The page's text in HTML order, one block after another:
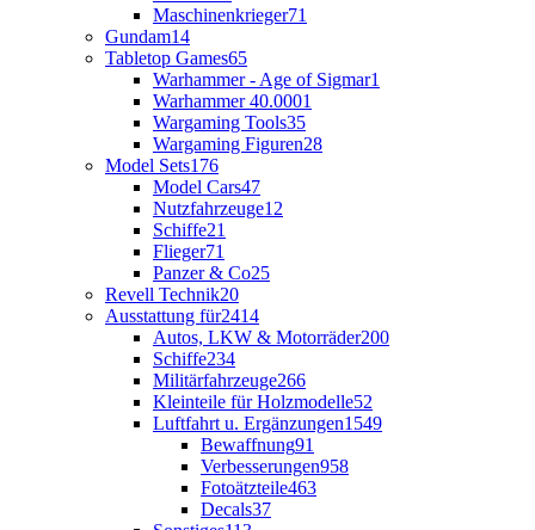
Maschinenkrieger71
Gundam14
Tabletop Games65
Warhammer - Age of Sigmar1
Warhammer 40.0001
Wargaming Tools35
Wargaming Figuren28
Model Sets176
Model Cars47
Nutzfahrzeuge12
Schiffe21
Flieger71
Panzer & Co25
Revell Technik20
Ausstattung für2414
Autos, LKW & Motorräder200
Schiffe234
Militärfahrzeuge266
Kleinteile für Holzmodelle52
Luftfahrt u. Ergänzungen1549
Bewaffnung91
Verbesserungen958
Fotoätzteile463
Decals37